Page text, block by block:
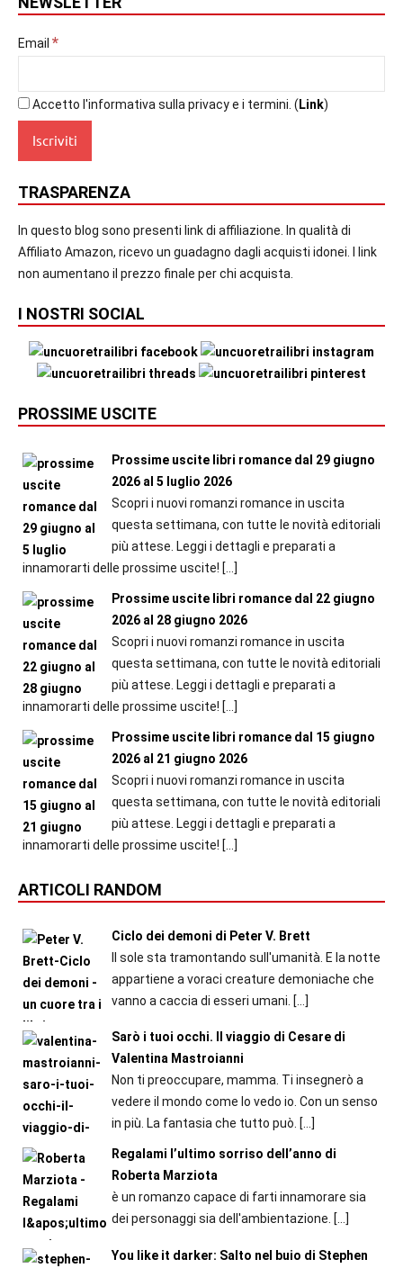
Email *
Accetto l'informativa sulla privacy e i termini. (Link)
TRASPARENZA
In questo blog sono presenti link di affiliazione. In qualità di
Affiliato Amazon, ricevo un guadagno dagli acquisti idonei. I link
non aumentano il prezzo finale per chi acquista.
I NOSTRI SOCIAL
PROSSIME USCITE
Prossime uscite libri romance dal 29 giugno
2026 al 5 luglio 2026
Scopri i nuovi romanzi romance in uscita
questa settimana, con tutte le novità editoriali
più attese. Leggi i dettagli e preparati a
innamorarti delle prossime uscite! […]
Prossime uscite libri romance dal 22 giugno
2026 al 28 giugno 2026
Scopri i nuovi romanzi romance in uscita
questa settimana, con tutte le novità editoriali
più attese. Leggi i dettagli e preparati a
innamorarti delle prossime uscite! […]
Prossime uscite libri romance dal 15 giugno
2026 al 21 giugno 2026
Scopri i nuovi romanzi romance in uscita
questa settimana, con tutte le novità editoriali
più attese. Leggi i dettagli e preparati a
innamorarti delle prossime uscite! […]
ARTICOLI RANDOM
Ciclo dei demoni di Peter V. Brett
Il sole sta tramontando sull'umanità. E la notte
appartiene a voraci creature demoniache che
vanno a caccia di esseri umani. […]
Sarò i tuoi occhi. Il viaggio di Cesare di
Valentina Mastroianni
Non ti preoccupare, mamma. Ti insegnerò a
vedere il mondo come lo vedo io. Con un senso
in più. La fantasia che tutto può. […]
Regalami l’ultimo sorriso dell’anno di
Roberta Marziota
è un romanzo capace di farti innamorare sia
dei personaggi sia dell'ambientazione. […]
You like it darker: Salto nel buio di Stephen